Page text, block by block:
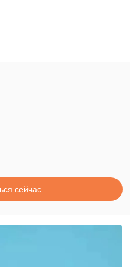
сейчас